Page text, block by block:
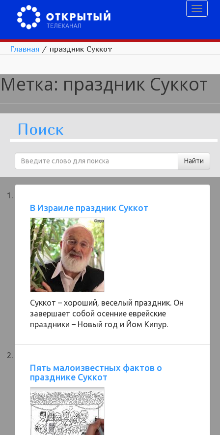
Главная / праздник Суккот
Метка: праздник Суккот
Поиск
В Израиле праздник Суккот
Суккот – хороший, веселый праздник. Он
завершает собой осенние еврейские
праздники – Новый год и Йом Кипур.
Пять малоизвестных фактов о
празднике Суккот